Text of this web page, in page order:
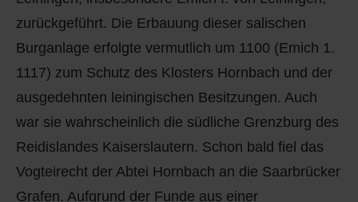
zurückgeführt. Die Erbauung dieser salischen
Burganlage erfolgte vermutlich um 1100 (Emich 1.
1117) zum Schutz des Klosters Hornbach und der
ausgedehnten leiningischen Besitzungen. Auch
war sie wahrscheinlich die südliche Grenzburg des
Reidislandes Kaiserslautern. Schon bald fiel das
Vogteirecht der Abtei Hornbach an die Saarbrücker
Grafen. Aufgrund der Funde aus einer